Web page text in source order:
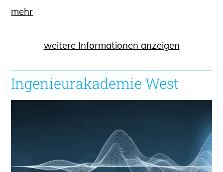
mehr
weitere Informationen anzeigen
Ingenieurakademie West